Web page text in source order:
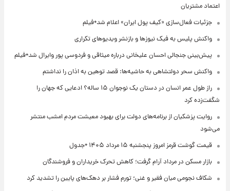
اعتماد مشتریان
جزئیات فعال‌سازی «کیف پول ایران» اعلام شد+فیلم
واکنش پلیس به فیک نیوزها و بازنشر ویدیوهای تکراری
پیش‌بینی جنجالی احسان علیخانی درباره میثاقی و فردوسی پور وایرال شد+فیلم
واکنش سحر دولتشاهی به حاشیه‌ها: قصد توهین به اذان را نداشتم
راز طول عمر انسان در دستان یک نوجوان ۱۵ ساله؟ ادعایی که جهان را
شگفت‌زده کرد
روایت پزشکیان از برنامه‌های دولت برای بهبود معیشت مردم امشب منتشر
می‌شود
قیمت گوشت قرمز امروز پنجشنبه ۱۵ مرداد ۱۴۰۵ +جدول
بازار مسکن در مرداد آرام گرفت؛ کاهش تحرک خریداران و فروشندگان
شکاف نجومی میان فقیر و غنی؛ تورم فشار بر دهک‌های پایین را تشدید کرد